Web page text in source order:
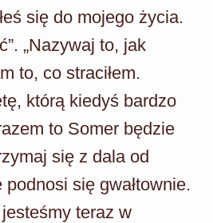
się do mojego życia.
„Nazywaj to, jak
to, co straciłem.
którą kiedyś bardzo
to Somer będzie
się z dala od
podnosi się gwałtownie.
teraz w